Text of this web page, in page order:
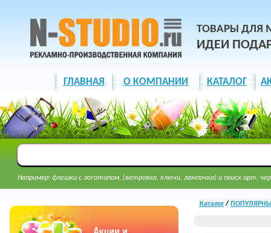
ТОВАРЫ ДЛЯ
ИДЕИ
ГЛАВНАЯ О КОМПАНИИ КАТАЛОГ
Например: флешки с логотипом, (ветровка, ключи, лампочка) и поиск арт.
Каталог/